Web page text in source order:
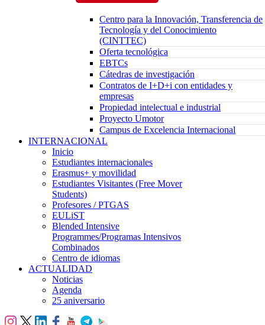
Centro para la Innovación, Transferencia de
Tecnología y del Conocimiento
(CINTTEC)
Oferta tecnológica
EBTCs
Cátedras de investigación
Contratos de I+D+i con entidades y
empresas
Propiedad intelectual e industrial
Proyecto Umotor
Campus de Excelencia Internacional
INTERNACIONAL
Inicio
Estudiantes internacionales
Erasmus+ y movilidad
Estudiantes Visitantes (Free Mover
Students)
Profesores / PTGAS
EULiST
Blended Intensive
Programmes/Programas Intensivos
Combinados
Centro de idiomas
ACTUALIDAD
Noticias
Agenda
25 aniversario